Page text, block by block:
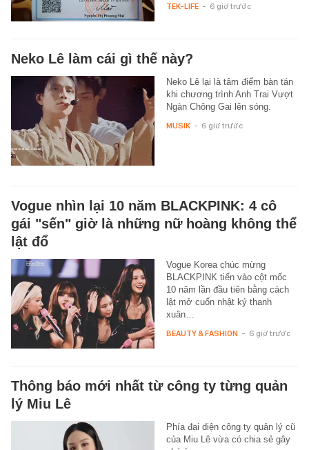
TEK-LIFE - 6 giờ trước
Neko Lê làm cái gì thế này?
Neko Lê lại là tâm điểm bàn tán
khi chương trình Anh Trai Vượt
Ngàn Chông Gai lên sóng.
MUSIK - 6 giờ trước
Vogue nhìn lại 10 năm BLACKPINK: 4 cô
gái "sến" giờ là những nữ hoàng không thể
lật đổ
Vogue Korea chúc mừng
BLACKPINK tiến vào cột mốc
10 năm lần đầu tiên bằng cách
lật mở cuốn nhật ký thanh
xuân…
BEAUTY & FASHION - 6 giờ trước
Thông báo mới nhất từ công ty từng quản
lý Miu Lê
Phía đại diện công ty quản lý cũ
của Miu Lê vừa có chia sẻ gây